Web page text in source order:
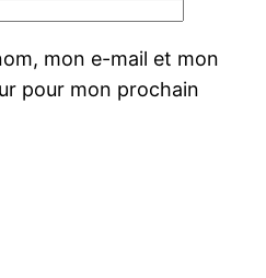
mon e-mail et mon
pour mon prochain